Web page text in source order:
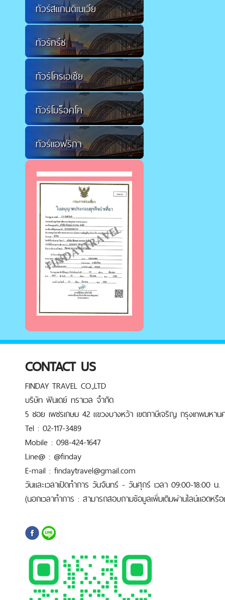
ทัวร์สแกนดิเนเวีย
ทัวร์กรีซ
ทัวร์โครเอเชีย
ทัวร์โมร็อคโค
ทัวร์แอฟริกา
CONTACT US
FINDAY TRAVEL CO.,LTD
บริษัท ฟินเดย์ ทราเวล จำกัด
5 ซอย เพชรเกษม 42 แขวงบางหว้า เขตภาษีเจริญ กรุงเทพมหาน
Tel : 02-117-3489
Mobile : 098-424-1647
Line@ : @finday
E-mail : findaytravel@gmail.com
วันและเวลาเปิดทำการ วันจันทร์ - วันศุกร์ เวลา 09:00-18:00 น.
(นอกเวลาทำการ : สามารถสอบถามข้อมูลเพิ่มเติมผ่านไลน์แอดหรือ